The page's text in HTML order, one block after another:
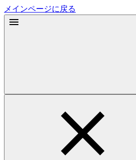
メインページに戻る